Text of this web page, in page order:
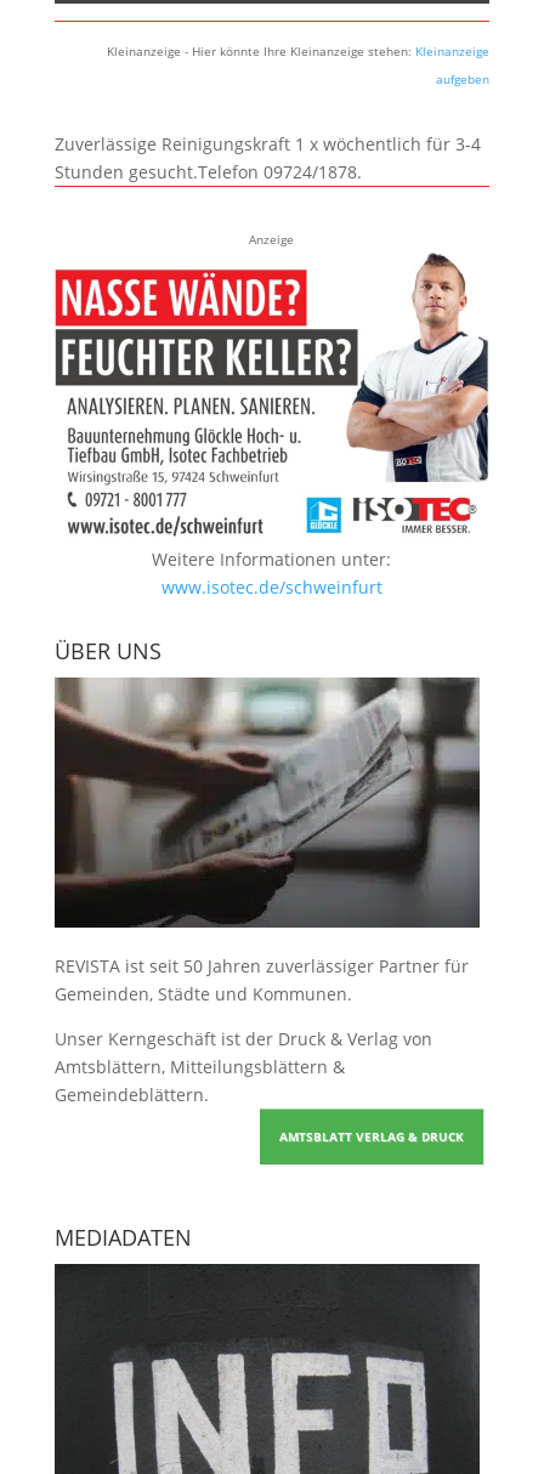
Kleinanzeige - Hier könnte Ihre Kleinanzeige stehen: Kleinanzeige
aufgeben
Zuverlässige Reinigungskraft 1 x wöchentlich für 3-4
Stunden gesucht.Telefon 09724/1878.
Anzeige
Weitere Informationen unter:
www.isotec.de/schweinfurt
ÜBER UNS
REVISTA ist seit 50 Jahren zuverlässiger Partner für
Gemeinden, Städte und Kommunen.
Unser Kerngeschäft ist der Druck & Verlag von
Amtsblättern, Mitteilungsblättern &
Gemeindeblättern.
AMTSBLATT VERLAG & DRUCK
MEDIADATEN